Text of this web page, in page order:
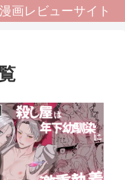
画レビューサイト